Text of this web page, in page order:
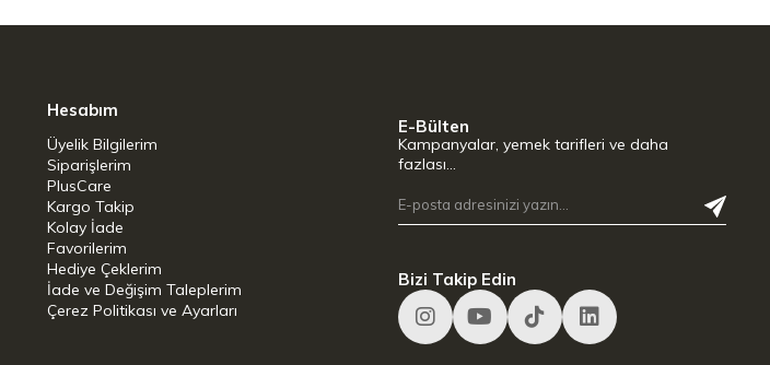
Hesabım
Üyelik Bilgilerim
Siparişlerim
PlusCare
Kargo Takip
Kolay İade
Favorilerim
Hediye Çeklerim
İade ve Değişim Taleplerim
Çerez Politikası ve Ayarları
E-Bülten
Kampanyalar, yemek tarifleri ve daha
fazlası…
Bizi Takip Edin